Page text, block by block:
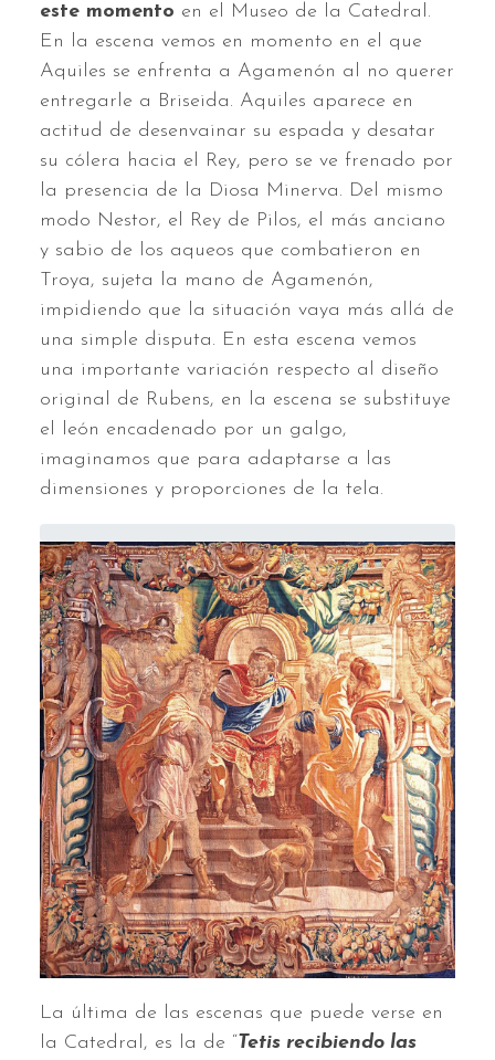
este momento en el Museo de la Catedral.
En la escena vemos en momento en el que
Aquiles se enfrenta a Agamenón al no querer
entregarle a Briseida. Aquiles aparece en
actitud de desenvainar su espada y desatar
su cólera hacia el Rey, pero se ve frenado por
la presencia de la Diosa Minerva. Del mismo
modo Nestor, el Rey de Pilos, el más anciano
y sabio de los aqueos que combatieron en
Troya, sujeta la mano de Agamenón,
impidiendo que la situación vaya más allá de
una simple disputa. En esta escena vemos
una importante variación respecto al diseño
original de Rubens, en la escena se substituye
el león encadenado por un galgo,
imaginamos que para adaptarse a las
dimensiones y proporciones de la tela.
La última de las escenas que puede verse en
la Catedral, es la de “Tetis recibiendo las